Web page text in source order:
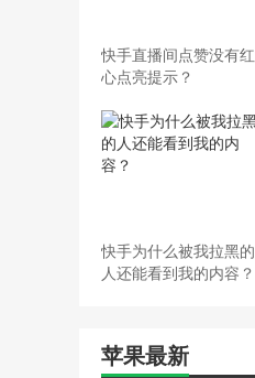
快手直播间点赞没有红
心点亮提示？
快手为什么被我拉黑的
人还能看到我的内容？
苹果最新